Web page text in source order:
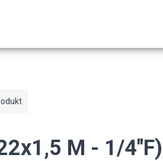
M - 1/4"F)